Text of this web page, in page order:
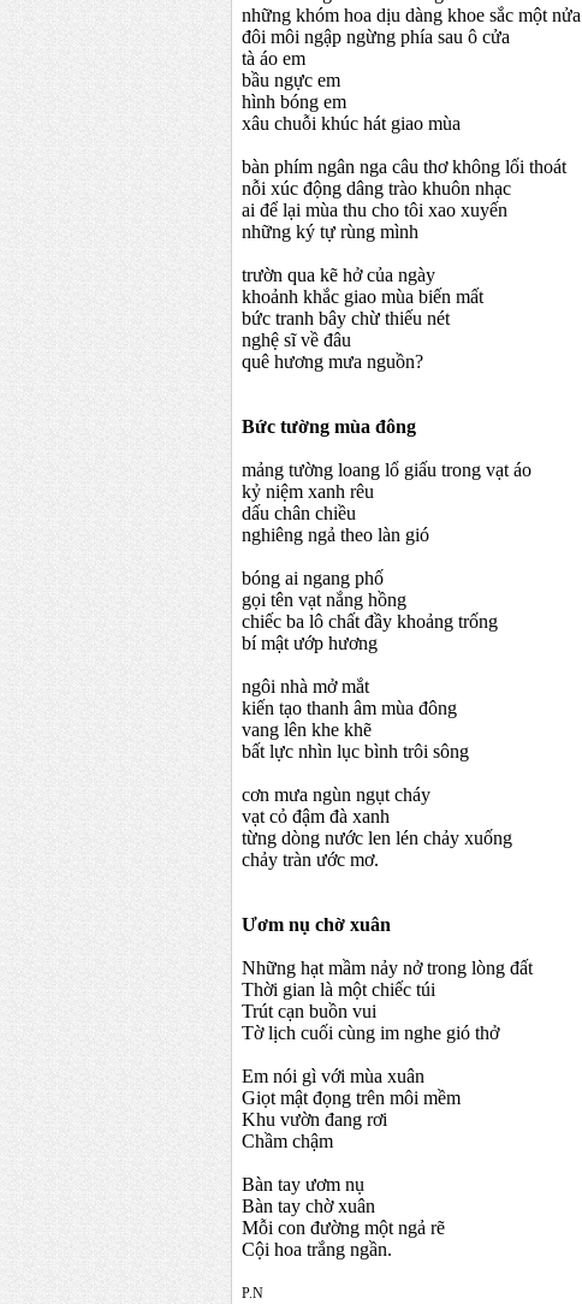
những khóm hoa dịu dàng khoe sắc một nửa
đôi môi ngập ngừng phía sau ô cửa
tà áo em
bầu ngực em
hình bóng em
xâu chuỗi khúc hát giao mùa
bàn phím ngân nga câu thơ không lối thoát
nỗi xúc động dâng trào khuôn nhạc
ai để lại mùa thu cho tôi xao xuyến
những ký tự rùng mình
trườn qua kẽ hở của ngày
khoảnh khắc giao mùa biến mất
bức tranh bây chừ thiếu nét
nghệ sĩ về đâu
quê hương mưa nguồn?
Bức tường mùa đông
mảng tường loang lổ giấu trong vạt áo
kỷ niệm xanh rêu
dấu chân chiều
nghiêng ngả theo làn gió
bóng ai ngang phố
gọi tên vạt nắng hồng
chiếc ba lô chất đầy khoảng trống
bí mật ướp hương
ngôi nhà mở mắt
kiến tạo thanh âm mùa đông
vang lên khe khẽ
bất lực nhìn lục bình trôi sông
cơn mưa ngùn ngụt cháy
vạt cỏ đậm đà xanh
từng dòng nước len lén chảy xuống
chảy tràn ước mơ.
Ươm nụ chờ xuân
Những hạt mầm nảy nở trong lòng đất
Thời gian là một chiếc túi
Trút cạn buồn vui
Tờ lịch cuối cùng im nghe gió thở
Em nói gì với mùa xuân
Giọt mật đọng trên môi mềm
Khu vườn đang rơi
Chầm chậm
Bàn tay ươm nụ
Bàn tay chờ xuân
Mỗi con đường một ngả rẽ
Cội hoa trắng ngần.
P.N